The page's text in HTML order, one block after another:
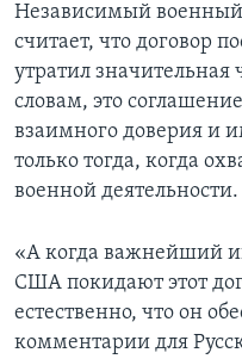
Независимый военный
считает, что договор
утратил значительная
словам, это
взаимного доверия и
только тогда, когда
военной деятельности.
«А когда важнейший
США покидают этот
естественно, что он
комментарии для